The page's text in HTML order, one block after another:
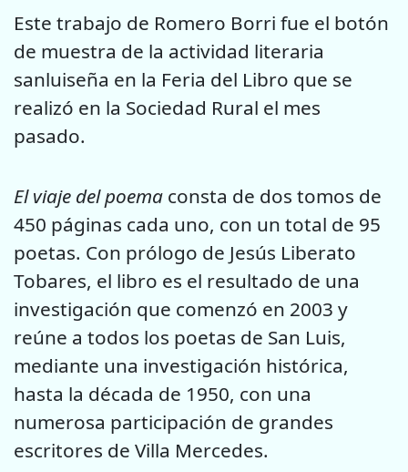
Este trabajo de Romero Borri fue el botón
de muestra de la actividad literaria
sanluiseña en la Feria del Libro que se
realizó en la Sociedad Rural el mes
pasado.
El viaje del poema consta de dos tomos de
450 páginas cada uno, con un total de 95
poetas. Con prólogo de Jesús Liberato
Tobares, el libro es el resultado de una
investigación que comenzó en 2003 y
reúne a todos los poetas de San Luis,
mediante una investigación histórica,
hasta la década de 1950, con una
numerosa participación de grandes
escritores de Villa Mercedes.